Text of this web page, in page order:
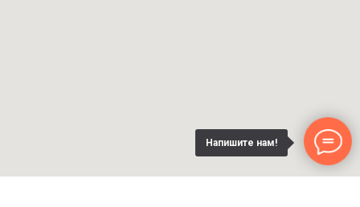
Напишите нам!